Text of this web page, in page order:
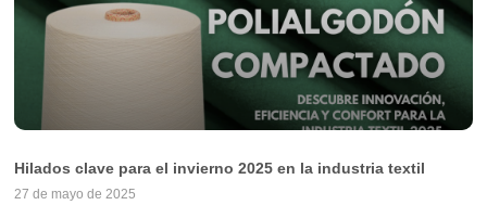
Hilados clave para el invierno 2025 en la industria textil
27 de mayo de 2025